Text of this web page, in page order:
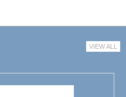
VIEW ALL